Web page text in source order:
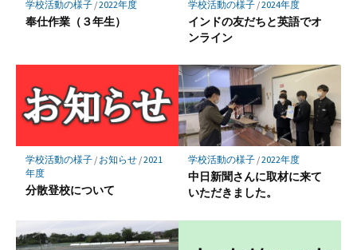
学校活動の様子/2022年度
奉仕作業（３年生）
学校活動の様子/2024年度
インドの友だちと英語でオ
ンライン
学校活動の様子/ お知らせ/2021
年度
分散登校について
学校活動の様子/2022年度
中日新聞さんに取材に来て
いただきました。